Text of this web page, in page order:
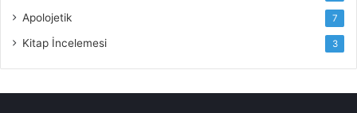
Apolojetik 7
Kitap İncelemesi 3